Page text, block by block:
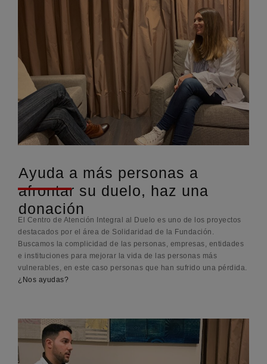
Ayuda a más personas a
afrontar su duelo, haz una
donación
El Centro de Atención Integral al Duelo es uno de los proyectos
destacados por el área de Solidaridad de la Fundación.
Buscamos la complicidad de las personas, empresas, entidades
e instituciones para mejorar la vida de las personas más
vulnerables, en este caso personas que han sufrido una pérdida.
¿Nos ayudas?